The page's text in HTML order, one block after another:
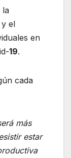
la
el
en
19.
cada
más
estar